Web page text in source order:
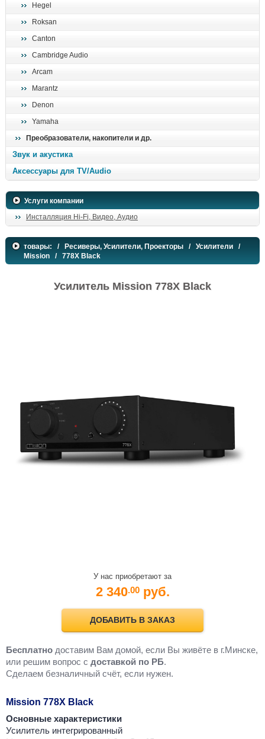
Hegel
Roksan
Canton
Cambridge Audio
Arcam
Marantz
Denon
Yamaha
Преобразователи, накопители и др.
Звук и акустика
Аксессуары для TV/Audio
Услуги компании
Инсталляция Hi-Fi, Видео, Аудио
товары: / Ресиверы, Усилители, Проекторы / Усилители /
Mission / 778X Black
Усилитель Mission 778X Black
У нас приобретают за
2 340.00 руб.
ДОБАВИТЬ В ЗАКАЗ
Бесплатно доставим Вам домой, если Вы живёте в г.Минске,
или решим вопрос с доставкой по РБ.
Cделаем безналичный счёт, если нужен.
Mission 778X Black
Основные характеристики
Усилитель интегрированный